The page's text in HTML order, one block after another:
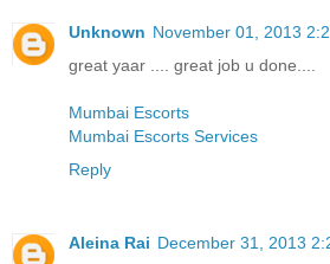
Unknown November 01, 2013
great yaar .... great job u done....
Mumbai Escorts
Mumbai Escorts Services
Reply
Aleina Rai December 31, 2013